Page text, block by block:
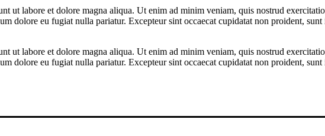
ut labore et dolore magna aliqua. Ut enim ad minim veniam, quis nostrud
dolore eu fugiat nulla pariatur. Excepteur sint occaecat cupidatat non proident,
ut labore et dolore magna aliqua. Ut enim ad minim veniam, quis nostrud
dolore eu fugiat nulla pariatur. Excepteur sint occaecat cupidatat non proident,